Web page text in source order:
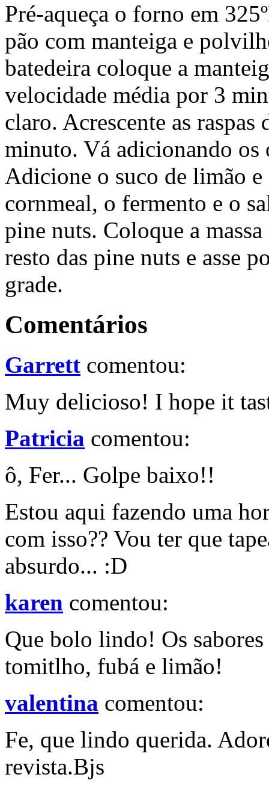
Pré-aqueça o forno em
pão com manteiga e
batedeira coloque a
velocidade média por 3
claro. Acrescente as
minuto. Vá adicionando os
Adicione o suco de limão
cornmeal, o fermento e o
pine nuts. Coloque a
resto das pine nuts e asse
grade.
Comentários
Garrett comentou:
Muy delicioso! I hope it
Patricia comentou:
ô, Fer... Golpe baixo!!
Estou aqui fazendo uma
com isso?? Vou ter que
absurdo... :D
karen comentou:
Que bolo lindo! Os
tomitlho, fubá e limão!
valentina comentou:
Fe, que lindo querida.
revista.Bjs